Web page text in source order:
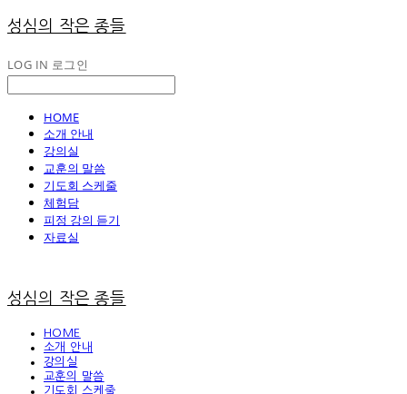
성심의 작은 종들
LOG IN 로그인
HOME
소개 안내
강의실
교훈의 말씀
기도회 스케줄
체험담
피정 강의 듣기
자료실
성심의 작은 종들
HOME
소개 안내
강의실
교훈의 말씀
기도회 스케줄